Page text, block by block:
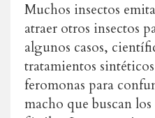
Muchos insectos
atraer otros insectos
algunos casos,
tratamientos
feromonas para
macho que buscan